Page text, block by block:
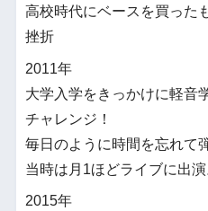
高校時代にベースを買った
挫折
2011年
大学入学をきっかけに軽音
チャレンジ！
毎日のように時間を忘れて
当時は月1ほどライブに出演
2015年